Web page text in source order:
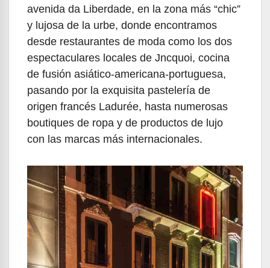
avenida da Liberdade, en la zona más “chic”
y lujosa de la urbe, donde encontramos
desde restaurantes de moda como los dos
espectaculares locales de Jncquoi, cocina
de fusión asiático-americana-portuguesa,
pasando por la exquisita pastelería de
origen francés Ladurée, hasta numerosas
boutiques de ropa y de productos de lujo
con las marcas más internacionales.